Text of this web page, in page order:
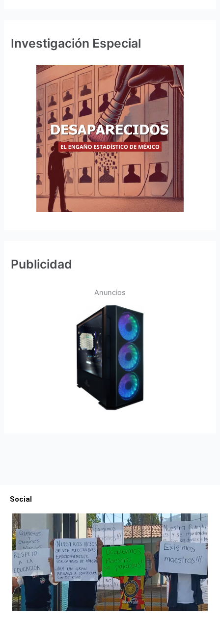
Investigación Especial
Publicidad
Anuncios
Social